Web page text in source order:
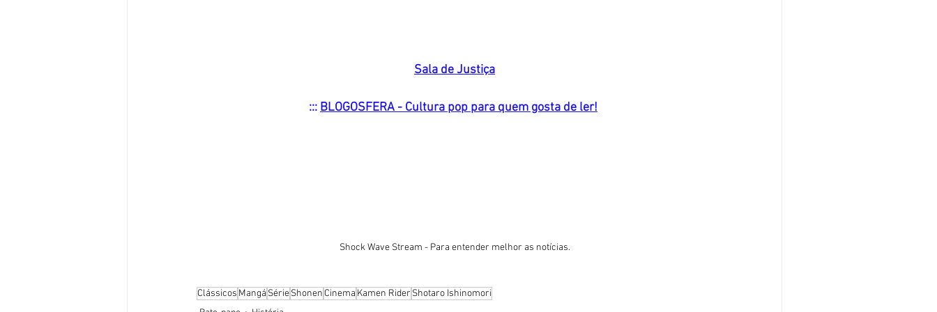
Sala de Justiça
::: BLOGOSFERA - Cultura pop para quem gosta de ler!
Shock Wave Stream - Para entender melhor as notícias.
Clássicos Mangá SérieShonen Cinema Kamen Rider Shotaro Ishinomori